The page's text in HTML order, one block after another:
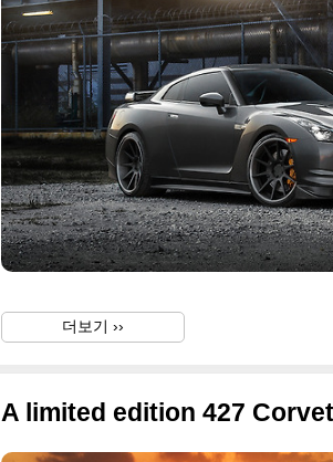
더보기 ››
A limited edition 427